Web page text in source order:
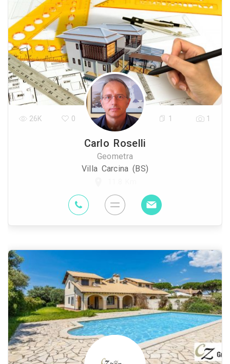
Carlo Roselli
Geometra
Villa Carcina (BS)
26K 0 1 1